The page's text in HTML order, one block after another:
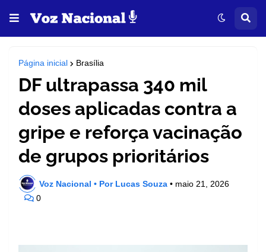
Página inicial Brasília
DF ultrapassa 340 mil
doses aplicadas contra a
gripe e reforça vacinação
de grupos prioritários
Voz Nacional • Por Lucas Souza • maio 21, 2026
0